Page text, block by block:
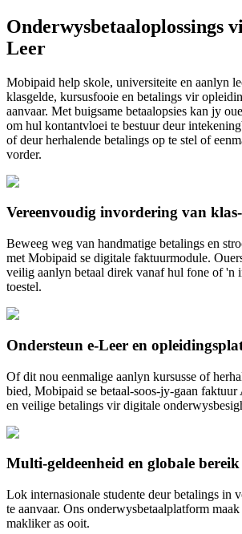
Onderwysbetaaloplossings
Leer
Mobipaid help skole, universiteite en aanlyn
klasgelde, kursusfooie en betalings vir
aanvaar. Met buigsame betaalopsies kan jy
om hul kontantvloei te bestuur deur
of deur herhalende betalings op te stel of
vorder.
Vereenvoudig invordering van
Beweeg weg van handmatige betalings en
met Mobipaid se digitale faktuurmodule.
veilig aanlyn betaal direk vanaf hul fone of 'n
toestel.
Ondersteun e-Leer en
Of dit nou eenmalige aanlyn kursusse of
bied, Mobipaid se betaal-soos-jy-gaan faktuur
en veilige betalings vir digitale
Multi-geldeenheid en globale bereik
Lok internasionale studente deur betalings in
te aanvaar. Ons onderwysbetaalplatform
makliker as ooit.